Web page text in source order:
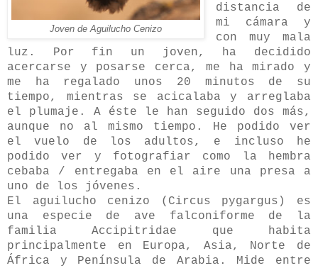
Joven de Aguilucho Cenizo
distancia de
mi cámara y
con muy mala
luz. Por fin un joven, ha decidido
acercarse y posarse cerca, me ha mirado y
me ha regalado unos 20 minutos de su
tiempo, mientras se acicalaba y arreglaba
el plumaje. A éste le han seguido dos más,
aunque no al mismo tiempo. He podido ver
el vuelo de los adultos, e incluso he
podido ver y fotografiar como la hembra
cebaba / entregaba en el aire una presa a
uno de los jóvenes.
El aguilucho cenizo (Circus pygargus) es
una especie de ave falconiforme de la
familia Accipitridae que habita
principalmente en Europa, Asia, Norte de
África y Península de Arabia. Mide entre